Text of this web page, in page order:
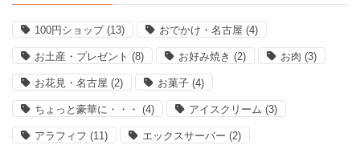
100円ショップ(13) おでかけ・名古屋 (4)
お土産・プレゼント (8) お好み焼き (2) お肉 (3)
お花見・名古屋 (2) お菓子 (4)
ちょっと豪華に・・・ (4) アイスクリーム (3)
アラフィフ (11) エックスサーバー (2)